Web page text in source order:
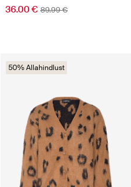
36.00 € 89.99 €
50% Allahindlust